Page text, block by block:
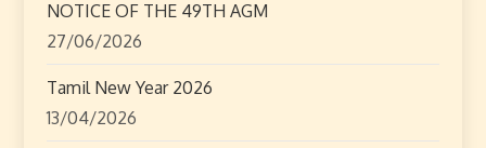
n
NOTICE OF THE 49TH AGM
27/06/2026
Tamil New Year 2026
13/04/2026